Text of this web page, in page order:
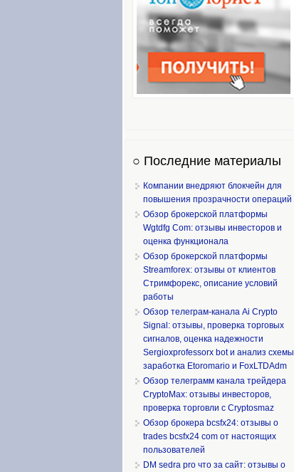
○ Последние материалы
Компании внедряют блокчейн для
повышения прозрачности операций
Обзор брокерской платформы
Wgtdfg Com: отзывы инвесторов и
оценка функционала
Обзор брокерской платформы
Streamforex: отзывы от клиентов
Стримфорекс, описание условий
работы
Обзор телеграм-канала Ai Crypto
Signal: отзывы, проверка торговых
сигналов, оценка надежности
Sergioxprofessorx bot и анализ схемы
заработка Etoromario и FoxLTDAdm
Обзор телеграмм канала трейдера
CryptoMax: отзывы инвесторов,
проверка торговли с Cryptosmaz
Обзор брокера bcsfx24: отзывы о
trades bcsfx24 com от настоящих
пользователей
DM sedra pro что за сайт: отзывы о